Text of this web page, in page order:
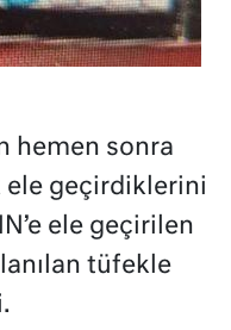
hemen sonra
ele geçirdiklerini
ele geçirilen
tüfekle